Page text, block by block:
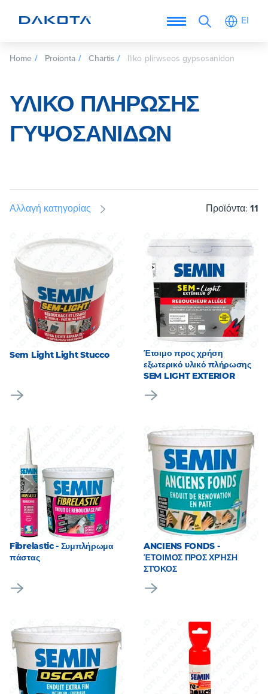
El
Home Proionta Chartis Iliko plirwseos gypsosanidon
ΥΛΙΚΌ ΠΛΉΡΩΣΗΣ
ΓΥΨΟΣΑΝΊΔΩΝ
Αλλαγή κατηγορίας Προϊόντα: 11
Sem Light Light Stucco
Έτοιμο προς χρήση
εξωτερικό υλικό πλήρωσης
SEM LIGHT EXTERIOR
Fibrelastic - Συμπλήρωμα
πάστας
ANCIENS FONDS -
ΈΤΟΙΜΟΣ ΠΡΟΣ ΧΡΉΣΗ
ΣΤΌΚΟΣ